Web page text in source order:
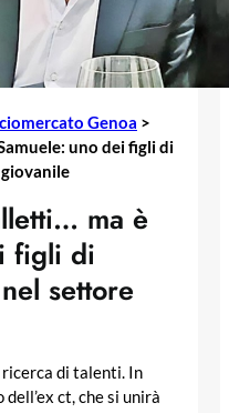
Genoa >
uno dei figli di
ma è
figli di
settore
di talenti. In
ct, che si unirà